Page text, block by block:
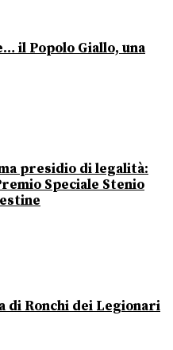
il Popolo Giallo, una
presidio di legalità:
Speciale Stenio
di Ronchi dei Legionari